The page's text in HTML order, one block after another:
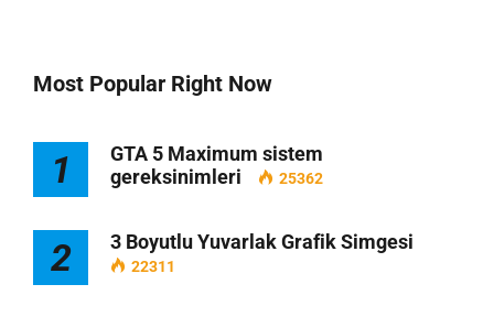
Most Popular Right Now
1
GTA 5 Maximum sistem
gereksinimleri
25362
2 3 Boyutlu Yuvarlak Grafik Simgesi
22311